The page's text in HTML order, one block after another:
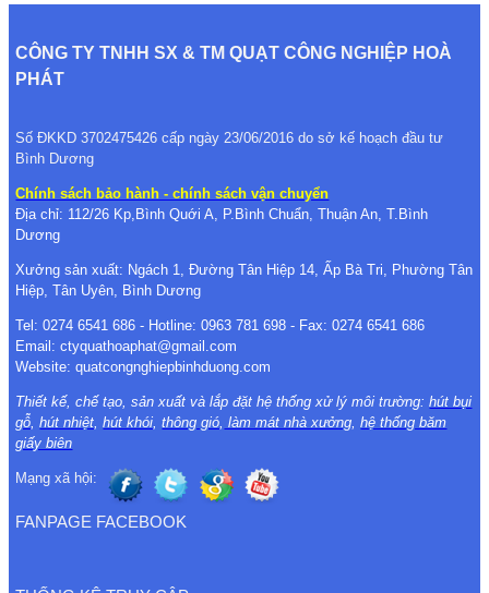
CÔNG TY TNHH SX & TM QUẠT CÔNG NGHIỆP HOÀ
PHÁT
Số ĐKKD 3702475426 cấp ngày 23/06/2016 do sở kế hoạch đầu tư
Bình Dương
Chính sách bảo hành - chính sách vận chuyển
Địa chỉ: 112/26 Kp,Bình Quới A, P.Bình Chuẩn, Thuận An, T.Bình
Dương
Xưởng sản xuất: Ngách 1, Đường Tân Hiệp 14, Ấp Bà Tri, Phường Tân
Hiệp, Tân Uyên, Bình Dương
Tel: 0274 6541 686 - Hotline: 0963 781 698 - Fax: 0274 6541 686
Email: ctyquathoaphat@gmail.com
Website: quatcongnghiepbinhduong.com
Thiết kế, chế tạo, sản xuất và lắp đặt hệ thống xử lý môi trường:hút bụi
gỗ ,hút nhiệt ,hút khói ,thông gió làm mát nhà xưởng ,hệ thống băm
giấy biên
Mạng xã hội:
FANPAGE FACEBOOK